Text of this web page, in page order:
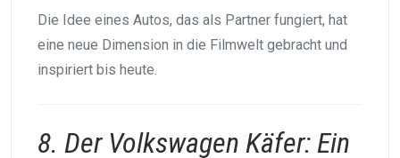
Die Idee eines Autos, das als Partner fungiert, hat
eine neue Dimension in die Filmwelt gebracht und
inspiriert bis heute.
8. Der Volkswagen Käfer: Ein